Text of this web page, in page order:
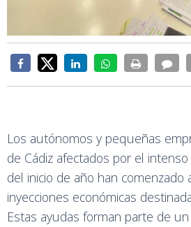
Los autónomos y pequeñas
de Cádiz afectados por el
del inicio de año han comenzado
inyecciones económicas
Estas ayudas forman parte de